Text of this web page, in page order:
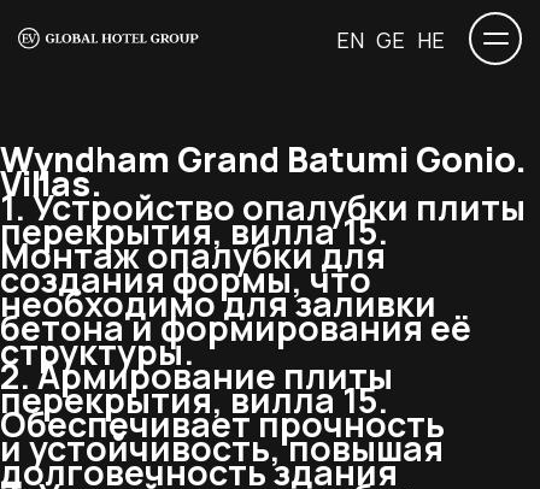
EN GE HE
Wyndham Grand Batumi Gonio.
Villas.
1. Устройство опалубки плиты
перекрытия, вилла 15.
Монтаж опалубки для
создания формы, что
необходимо для заливки
бетона и формирования её
структуры.
2. Армирование плиты
перекрытия, вилла 15.
Обеспечивает прочность
и устойчивость, повышая
долговечность здания